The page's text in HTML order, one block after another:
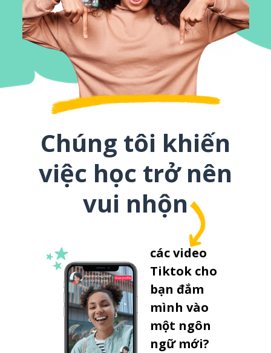
Chúng tôi khiến
việc học trở nên
vui nhộn
các video
Tiktok cho
bạn đắm
mình vào
một ngôn
ngữ mới?